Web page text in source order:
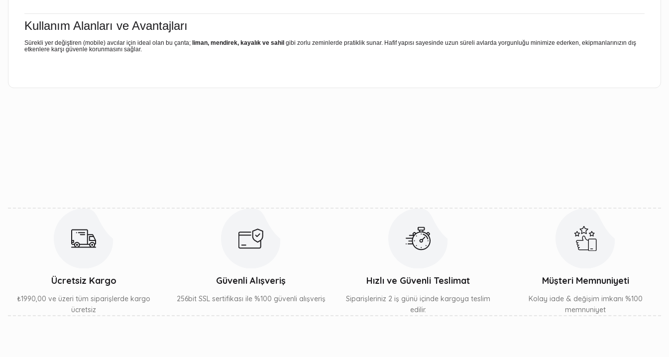
Kullanım Alanları ve Avantajları
Sürekli yer değiştiren (mobile) avcılar için ideal olan bu çanta; liman, mendirek, kayalık ve sahil gibi zorlu zeminlerde pratiklik sunar. Hafif yapısı sayesinde uzun süreli avlarda yorgunluğu minimize ederken, ekipmanlarınızın dış
etkenlere karşı güvenle korunmasını sağlar.
Ücretsiz Kargo
₺1990,00 ve üzeri tüm siparişlerde kargo
ücretsiz
Güvenli Alışveriş
256bit SSL sertifikası ile %100 güvenli alışveriş
Hızlı ve Güvenli Teslimat
Siparişleriniz 2 iş günü içinde kargoya teslim
edilir.
Müşteri Memnuniyeti
Kolay iade & değişim imkanı %100
memnuniyet